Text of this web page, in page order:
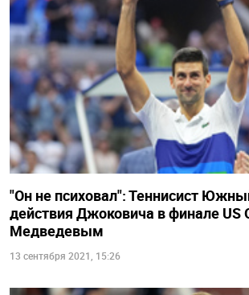
"Он не психовал": Теннисист
действия Джоковича в финале US
Медведевым
13 сентября 2021, 15:26